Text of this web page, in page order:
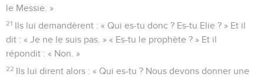
le Messie. »
21
Ils lui demandèrent : « Qui es-tu donc ? Es-tu Elie ? » Et il
dit : « Je ne le suis pas. » « Es-tu le prophète ? » Et il
répondit : « Non. »
22
Ils lui dirent alors : « Qui es-tu ? Nous devons donner une